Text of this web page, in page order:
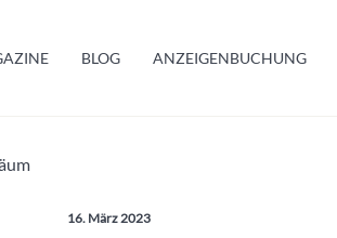
BLOG ANZEIGENBUCHUNG
Veröffentlicht am:
16. März 2023